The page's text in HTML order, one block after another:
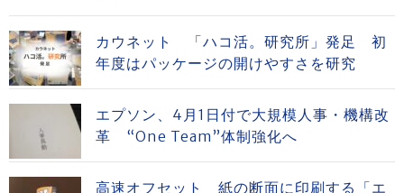
カウネット 「ハコ活。研究所」発足 初
年度はパッケージの開けやすさを研究
エプソン、4月1日付で大規模人事・機構改
革 “One Team”体制強化へ
高速オフセット 紙の断面に印刷する「エ